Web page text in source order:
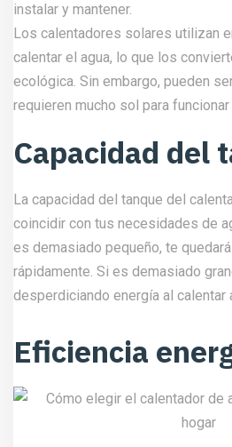
instalar y mantener.
Los calentadores solares utilizan
calentar el agua, lo que los
ecológica. Sin embargo, pueden
requieren mucho sol para
Capacidad del
La capacidad del tanque del
coincidir con tus necesidades de
es demasiado pequeño, te
rápidamente. Si es demasiado
desperdiciando energía al calentar
Eficiencia